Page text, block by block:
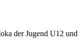
der Jugend U12 und